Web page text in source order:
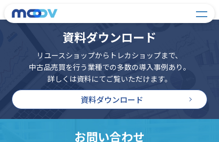
資料ダウンロード
リユースショップからトレカショップまで、
中古品売買を行う業種での多数の導入事例あり。
詳しくは資料にてご覧いただけます。
資料ダウンロード
お問い合わせ